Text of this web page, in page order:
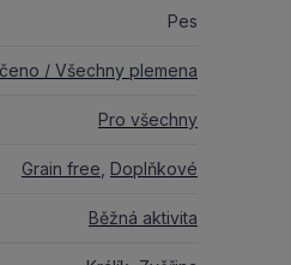
Pes
/ Všechny plemena
Pro všechny
Grain free Doplňkové
Běžná aktivita